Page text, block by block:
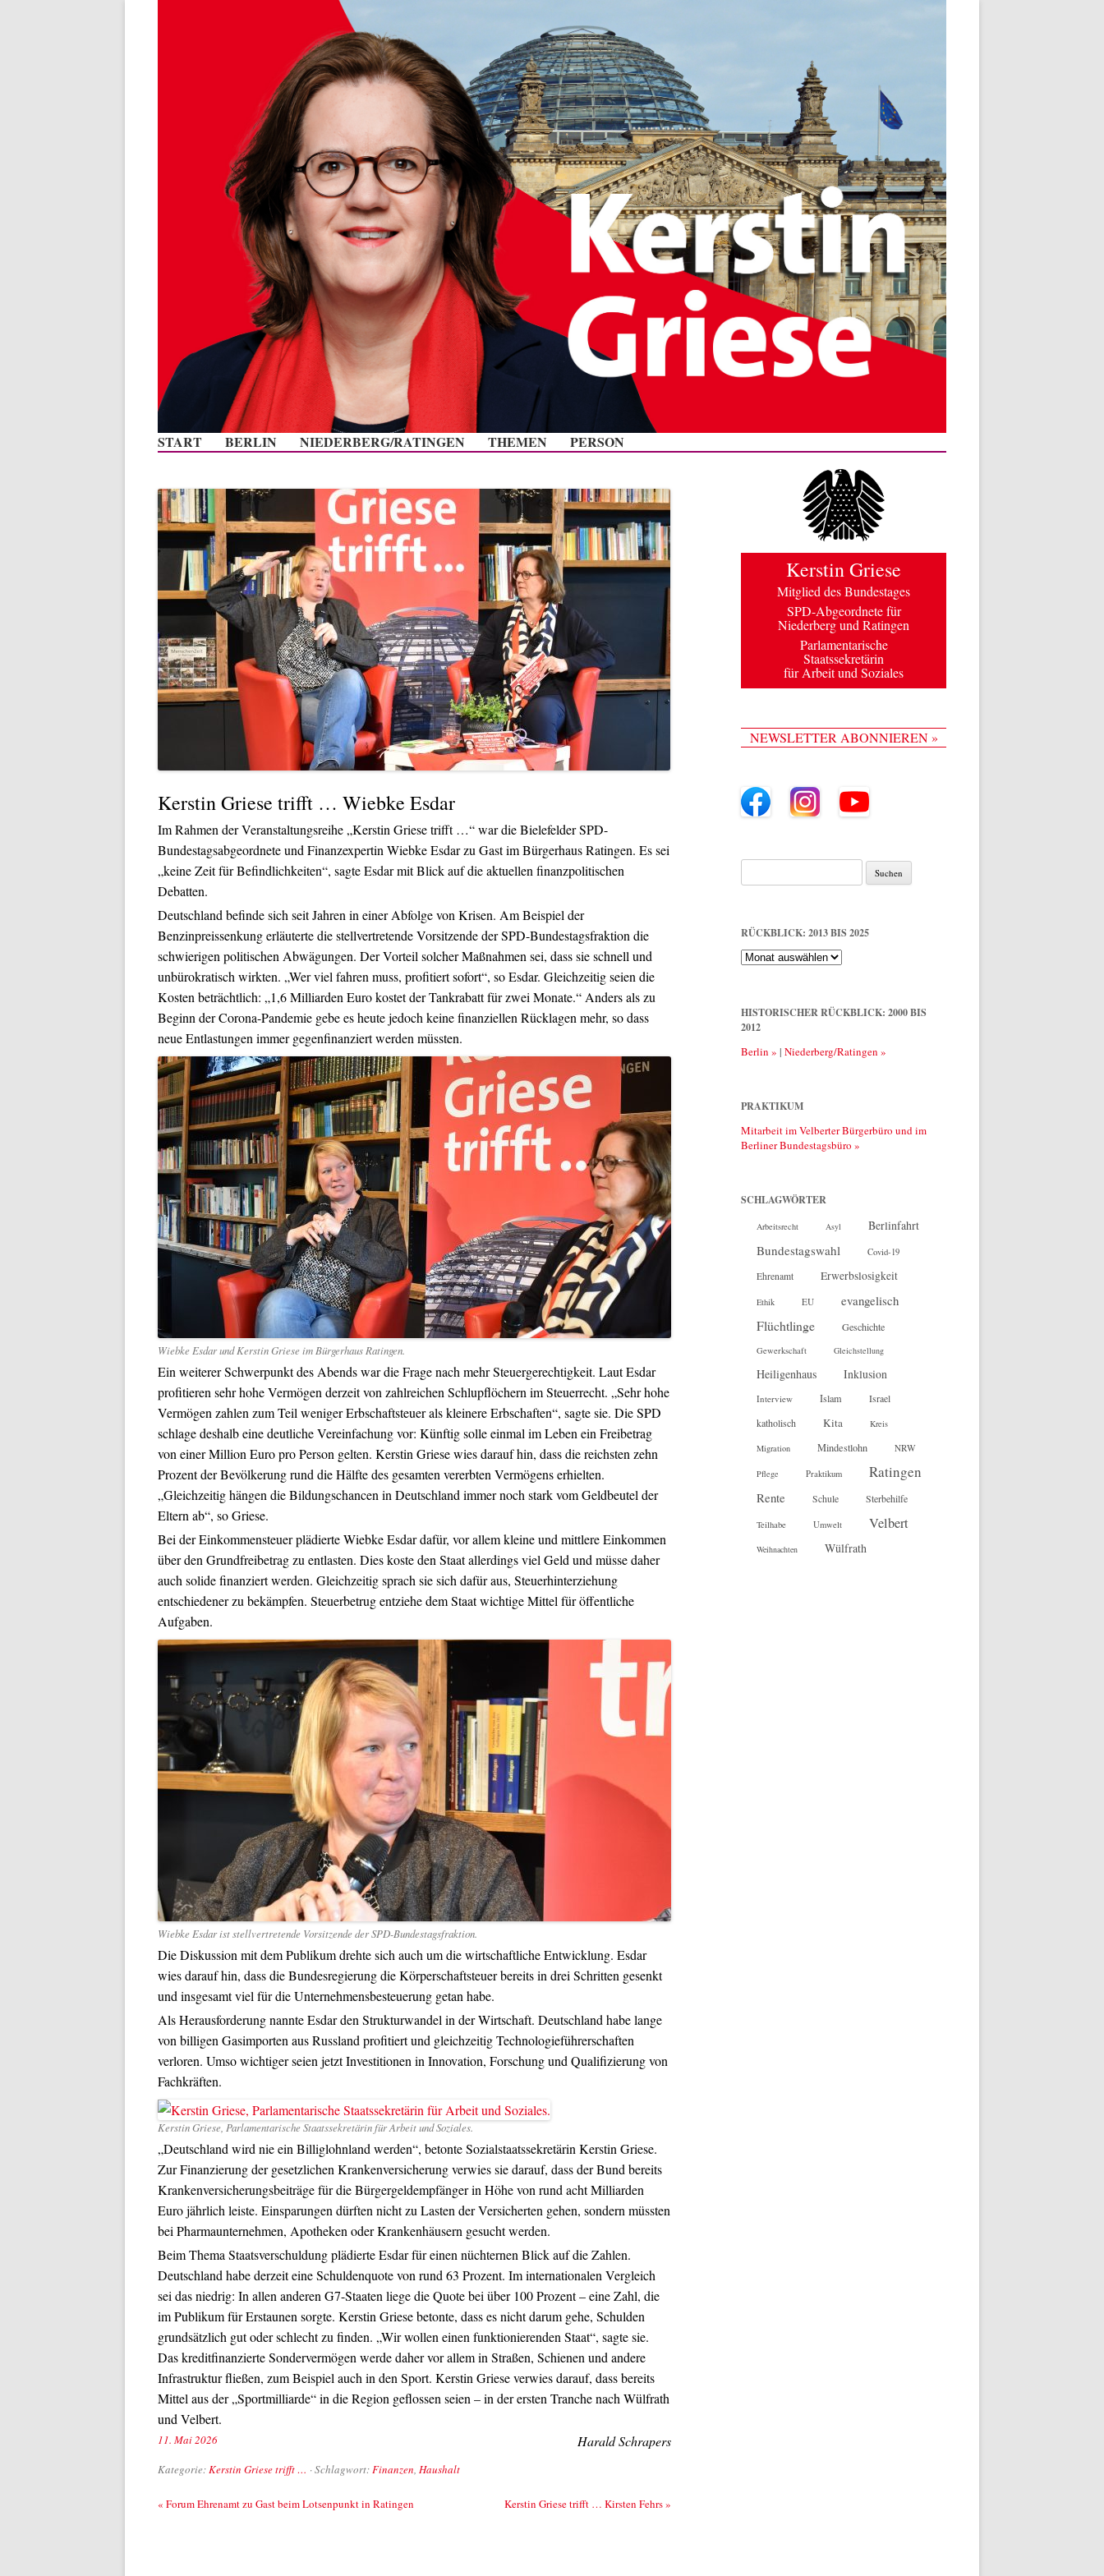
Zum Inhalt springen
START BERLIN NIEDERBERG/RATINGEN THEMEN PERSON
Kerstin Griese trifft … Wiebke Esdar
Im Rahmen der Veranstaltungsreihe „Kerstin Griese trifft …“ war die Bielefelder SPD-
Bundestagsabgeordnete und Finanzexpertin Wiebke Esdar zu Gast im Bürgerhaus Ratingen. Es sei
„keine Zeit für Befindlichkeiten“, sagte Esdar mit Blick auf die aktuellen finanzpolitischen
Debatten.
Deutschland befinde sich seit Jahren in einer Abfolge von Krisen. Am Beispiel der
Benzinpreissenkung erläuterte die stellvertretende Vorsitzende der SPD-Bundestagsfraktion die
schwierigen politischen Abwägungen. Der Vorteil solcher Maßnahmen sei, dass sie schnell und
unbürokratisch wirkten. „Wer viel fahren muss, profitiert sofort“, so Esdar. Gleichzeitig seien die
Kosten beträchtlich: „1,6 Milliarden Euro kostet der Tankrabatt für zwei Monate.“ Anders als zu
Beginn der Corona-Pandemie gebe es heute jedoch keine finanziellen Rücklagen mehr, so dass
neue Entlastungen immer gegenfinanziert werden müssten.
Wiebke Esdar und Kerstin Griese im Bürgerhaus Ratingen.
Ein weiterer Schwerpunkt des Abends war die Frage nach mehr Steuergerechtigkeit. Laut Esdar
profitieren sehr hohe Vermögen derzeit von zahlreichen Schlupflöchern im Steuerrecht. „Sehr hohe
Vermögen zahlen zum Teil weniger Erbschaftsteuer als kleinere Erbschaften“, sagte sie. Die SPD
schlage deshalb eine deutliche Vereinfachung vor: Künftig solle einmal im Leben ein Freibetrag
von einer Million Euro pro Person gelten. Kerstin Griese wies darauf hin, dass die reichsten zehn
Prozent der Bevölkerung rund die Hälfte des gesamten vererbten Vermögens erhielten.
„Gleichzeitig hängen die Bildungschancen in Deutschland immer noch stark vom Geldbeutel der
Eltern ab“, so Griese.
Bei der Einkommensteuer plädierte Wiebke Esdar dafür, vor allem kleine und mittlere Einkommen
über den Grundfreibetrag zu entlasten. Dies koste den Staat allerdings viel Geld und müsse daher
auch solide finanziert werden. Gleichzeitig sprach sie sich dafür aus, Steuerhinterziehung
entschiedener zu bekämpfen. Steuerbetrug entziehe dem Staat wichtige Mittel für öffentliche
Aufgaben.
Wiebke Esdar ist stellvertretende Vorsitzende der SPD-Bundestagsfraktion.
Die Diskussion mit dem Publikum drehte sich auch um die wirtschaftliche Entwicklung. Esdar
wies darauf hin, dass die Bundesregierung die Körperschaftsteuer bereits in drei Schritten gesenkt
und insgesamt viel für die Unternehmensbesteuerung getan habe.
Als Herausforderung nannte Esdar den Strukturwandel in der Wirtschaft. Deutschland habe lange
von billigen Gasimporten aus Russland profitiert und gleichzeitig Technologieführerschaften
verloren. Umso wichtiger seien jetzt Investitionen in Innovation, Forschung und Qualifizierung von
Fachkräften.
Kerstin Griese, Parlamentarische Staatssekretärin für Arbeit und Soziales.
„Deutschland wird nie ein Billiglohnland werden“, betonte Sozialstaatssekretärin Kerstin Griese.
Zur Finanzierung der gesetzlichen Krankenversicherung verwies sie darauf, dass der Bund bereits
Krankenversicherungsbeiträge für die Bürgergeldempfänger in Höhe von rund acht Milliarden
Euro jährlich leiste. Einsparungen dürften nicht zu Lasten der Versicherten gehen, sondern müssten
bei Pharmaunternehmen, Apotheken oder Krankenhäusern gesucht werden.
Beim Thema Staatsverschuldung plädierte Esdar für einen nüchternen Blick auf die Zahlen.
Deutschland habe derzeit eine Schuldenquote von rund 63 Prozent. Im internationalen Vergleich
sei das niedrig: In allen anderen G7-Staaten liege die Quote bei über 100 Prozent – eine Zahl, die
im Publikum für Erstaunen sorgte. Kerstin Griese betonte, dass es nicht darum gehe, Schulden
grundsätzlich gut oder schlecht zu finden. „Wir wollen einen funktionierenden Staat“, sagte sie.
Das kreditfinanzierte Sondervermögen werde daher vor allem in Straßen, Schienen und andere
Infrastruktur fließen, zum Beispiel auch in den Sport. Kerstin Griese verwies darauf, dass bereits
Mittel aus der „Sportmilliarde“ in die Region geflossen seien – in der ersten Tranche nach Wülfrath
und Velbert.
Harald Schrapers
11. Mai 2026
Kategorie:Kerstin Griese trifft … · Schlagwort:Finanzen, Haushalt
Beitrags-Navigation
« Forum Ehrenamt zu Gast beim Lotsenpunkt in Ratingen Kerstin Griese trifft … Kirsten Fehrs»
Kerstin Griese
Mitglied des Bundestages
SPD-Abgeordnete für
Niederberg und Ratingen
Parlamentarische
Staatssekretärin
für Arbeit und Soziales
NEWSLETTER ABONNIEREN »
Suche
nach:
RÜCKBLICK: 2013 BIS 2025
Rückblick:
2013
bis
HISTORISCHER RÜCKBLICK: 2000 BIS
2012
Berlin » | Niederberg/Ratingen »
PRAKTIKUM
Mitarbeit im Velberter Bürgerbüro und im
Berliner Bundestagsbüro »
SCHLAGWÖRTER
Arbeitsrecht Asyl Berlinfahrt
Bundestagswahl Covid-19
Ehrenamt Erwerbslosigkeit
Ethik EU evangelisch
Flüchtlinge Geschichte
Gewerkschaft Gleichstellung
Heiligenhaus Inklusion
Interview Islam Israel
katholisch Kita Kreis
Migration Mindestlohn NRW
Pflege Praktikum Ratingen
Rente Schule Sterbehilfe
Teilhabe Umwelt Velbert
Weihnachten Wülfrath